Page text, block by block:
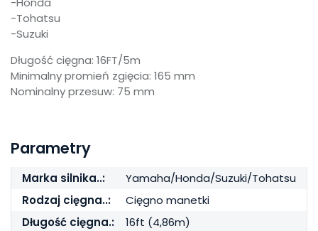
-Tohatsu
-Suzuki
Długość cięgna: 16FT/5m
Minimalny promień zgięcia: 165 mm
Nominalny przesuw: 75 mm
Parametry
Marka silnika..:
Yamaha/Honda/Suzuki/Tohatsu
Rodzaj cięgna..:
Cięgno manetki
Długość cięgna.:
16ft (4,86m)